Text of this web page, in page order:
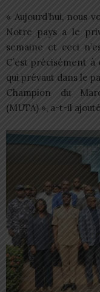
« Aujourd’hui, nous
Notre pays a le
semaine et ceci
C’est précisément
qui prévaut dans le
Champion du
(MUTA) », a-t-il